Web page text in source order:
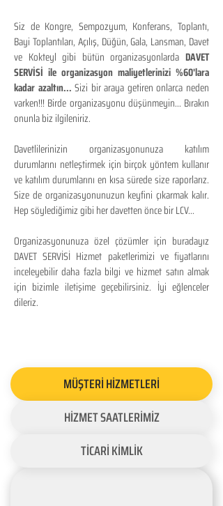
Siz de Kongre, Sempozyum, Konferans, Toplantı,
Bayi Toplantıları, Açılış, Düğün, Gala, Lansman, Davet
ve Kokteyl gibi bütün organizasyonlarda DAVET
SERVİSİ ile organizasyon maliyetlerinizi %60'lara
kadar azaltın...Sizi bir araya getiren onlarca neden
varken!!! Birde organizasyonu düşünmeyin... Bırakın
onunla biz ilgileniriz.
Davetlilerinizin organizasyonunuza katılım
durumlarını netleştirmek için birçok yöntem kullanır
ve katılım durumlarını en kısa sürede size raporlarız.
Size de organizasyonunuzun keyfini çıkarmak kalır.
Hep söylediğimiz gibi her davetten önce bir LCV...
Organizasyonunuza özel çözümler için buradayız
DAVET SERVİSİ Hizmet paketlerimizi ve fiyatlarını
inceleyebilir daha fazla bilgi ve hizmet satın almak
için bizimle iletişime geçebilirsiniz. İyi eğlenceler
dileriz.
MÜŞTERİ HİZMETLERİ
HİZMET SAATLERİMİZ
TİCARİ KİMLİK